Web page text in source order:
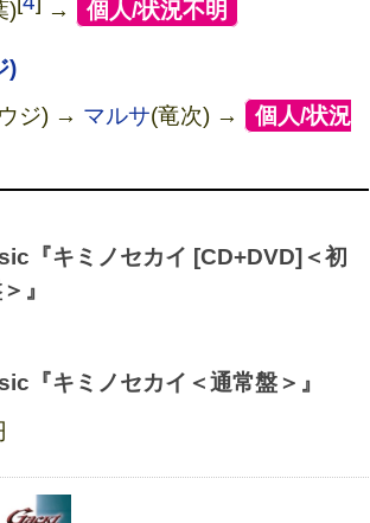
) → [個人/状況不明
)
ジ) → マルサ(竜次) → [個人/状況
『キミノセカイ [CD+DVD]＜初
』
『キミノセカイ＜通常盤＞』
the Decade